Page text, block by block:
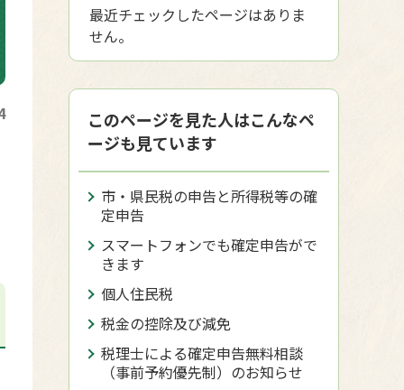
最近チェックしたページはありま
せん。
このページを見た人はこんなペ
ージも見ています
市・県民税の申告と所得税等の確
定申告
スマートフォンでも確定申告がで
きます
個人住民税
税金の控除及び減免
税理士による確定申告無料相談
（事前予約優先制）のお知らせ